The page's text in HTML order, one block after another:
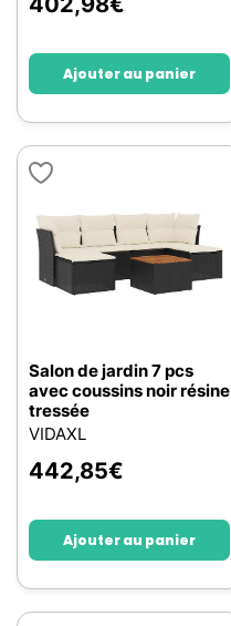
Ajouter au panier
Salon de jardin 7 pcs
avec coussins noir résine
tressée
VIDAXL
442,85€
Ajouter au panier